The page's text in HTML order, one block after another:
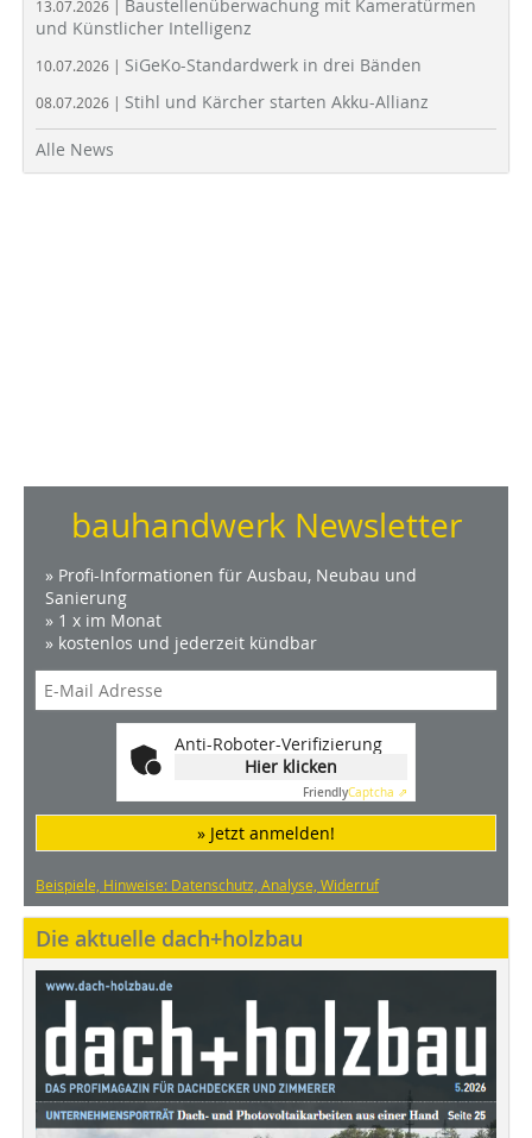
13.07.2026 |
Baustellenüberwachung mit Kameratürmen
und Künstlicher Intelligenz
10.07.2026 | SiGeKo-Standardwerk in drei Bänden
08.07.2026 | Stihl und Kärcher starten Akku-Allianz
Alle News
bauhandwerk Newsletter
» Profi-Informationen für Ausbau, Neubau und
Sanierung
» 1 x im Monat
» kostenlos und jederzeit kündbar
Anti-Roboter-Verifizierung
Hier klicken
FriendlyCaptcha ⇗
» Jetzt anmelden!
Beispiele, Hinweise: Datenschutz, Analyse, Widerruf
Die aktuelle dach+holzbau